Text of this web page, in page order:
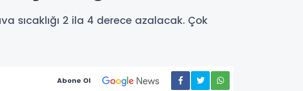
sıcaklığı 2 ila 4 derece azalacak. Çok
Abone Ol